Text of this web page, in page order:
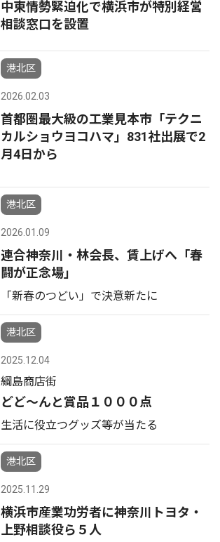
中東情勢緊迫化で横浜市が特別経営
相談窓口を設置
港北区
2026.02.03
首都圏最大級の工業見本市「テクニ
カルショウヨコハマ」831社出展で2
月4日から
港北区
2026.01.09
連合神奈川・林会長、賃上げへ「春
闘が正念場」
「新春のつどい」で決意新たに
港北区
2025.12.04
綱島商店街
どど〜んと賞品１０００点
生活に役立つグッズ等が当たる
港北区
2025.11.29
横浜市産業功労者に神奈川トヨタ・
上野相談役ら５人